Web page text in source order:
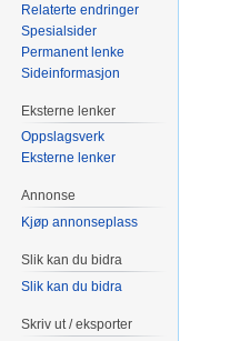
Relaterte endringer
Spesialsider
Permanent lenke
Sideinformasjon
Eksterne lenker
Oppslagsverk
Eksterne lenker
Annonse
Kjøp annonseplass
Slik kan du bidra
Slik kan du bidra
Skriv ut / eksporter